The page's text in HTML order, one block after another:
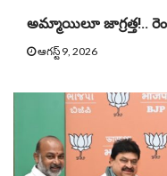
అమ్మాయిలూ జాగ్రత్త!..
ఆగస్ట్ 9, 2026